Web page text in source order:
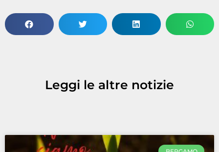
Leggi le altre notizie